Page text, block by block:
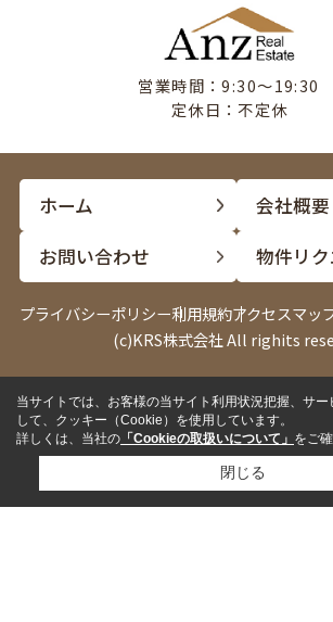
営業時間：9:30〜19:30
定休日：不定休
ホーム
会社概要
お問い合わせ
物件リ
プライバシーポリシー利用規約アクセスマッ
(c)KRS株式会社 All righits
電話
来店予約 ✓来店して相
✓内見した
当サイトでは、お客様の当サイト利用状況把握、サー
して、クッキー（Cookie）を使用しています。
詳しくは、当社の 「Cookieの取扱いについて」 をご
閉じる